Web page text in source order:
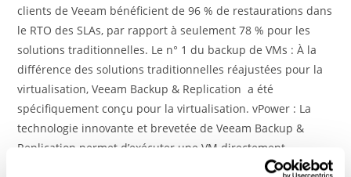
clients de Veeam bénéficient de 96 % de restaurations dans
le RTO des SLAs, par rapport à seulement 78 % pour les
solutions traditionnelles. Le n° 1 du backup de VMs : À la
différence des solutions traditionnelles réajustées pour la
virtualisation, Veeam Backup & Replication a été
spécifiquement conçu pour la virtualisation. vPower : La
technologie innovante et brevetée de Veeam Backup &
Replication permet d’exécuter une VM directement…